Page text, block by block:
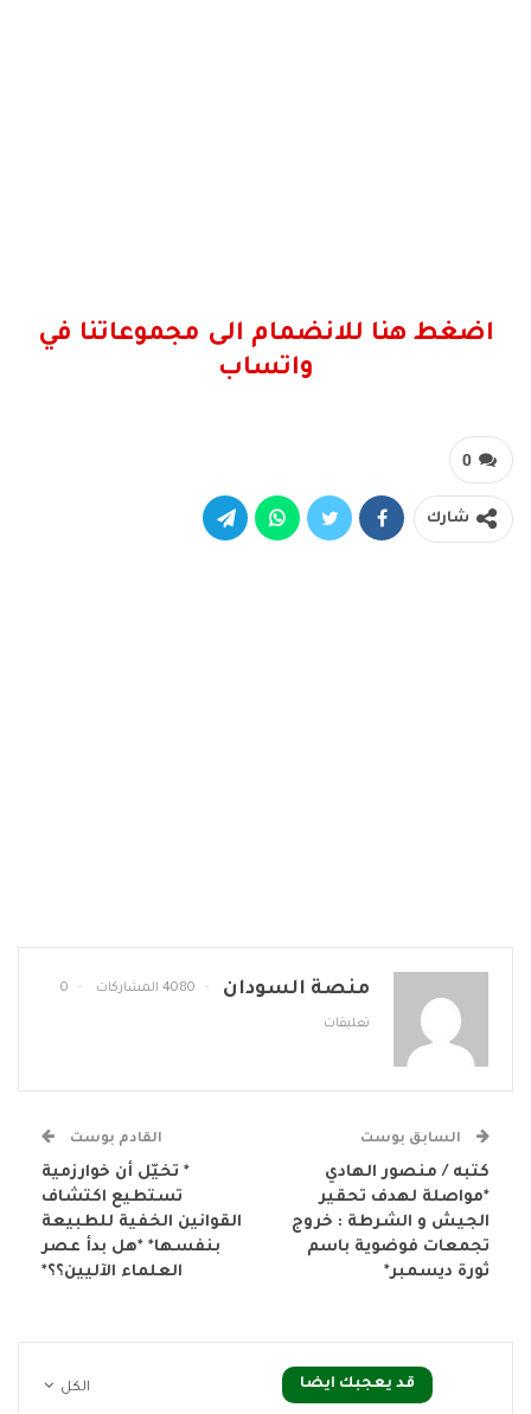
اضغط هنا للانضمام الى مجموعاتنا في
واتساب
0
شارك
منصة السودان 4080 المشاركات 0
تعليقات
السابق بوست
كتبه / منصور الهادي
*مواصلة لهدف تحقير
الجيش و الشرطة : خروج
تجمعات فوضوية باسم
ثورة ديسمبر*
القادم بوست
* تخيّل أن خوارزمية
تستطيع اكتشاف
القوانين الخفية للطبيعة
بنفسها* *هل بدأ عصر
العلماء الآليين؟؟*
الكل قد يعجبك ايضا